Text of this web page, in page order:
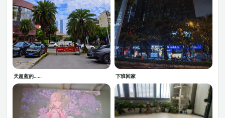
天超蓝的…… 下班回家